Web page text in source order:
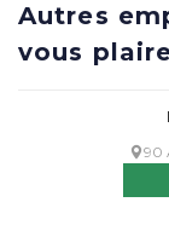
Autres
vous
90